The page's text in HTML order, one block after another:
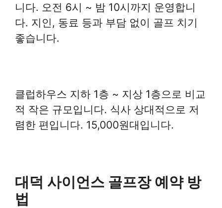
니다. 오전 6시 ~ 밤 10시까지 운영합니
다. 지인, 동료 등과 부담 없이 골프 치기
좋습니다.
클럽하우스 지하 1층 ~ 지상 1층으로 비교
적 작은 규모입니다. 식사 상대적으로 저
렴한 편입니다. 15,000원대입니다.
대덕 사이언스 골프장 예약 방
법